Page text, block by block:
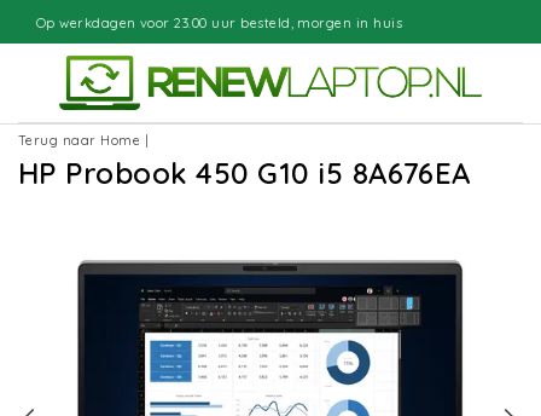
uur besteld, morgen in huis
Terug naar Home
HP Probook 450 G10 i5 8A676EA